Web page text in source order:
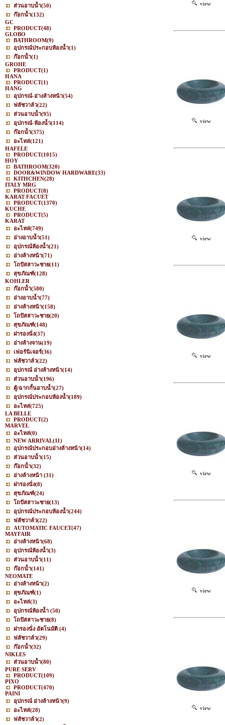
ส่วนอาบน้ำ(50)
ก๊อกน้ำ(132)
GC
PRODUCT(48)
GLOBO
BATHROOM(9)
อุปกรณ์ประกอบห้องน้ำ(1)
ก๊อกน้ำ(1)
GROHE
PRODUCT(1)
HANA
PRODUCT(1)
HANG
อุปกรณ์-อ่างล้างหน้า(54)
ฟลัชวาล์ว(22)
ส่วนอาบน้ำ(95)
อุปกรณ์-ห้องน้ำ(114)
ก๊อกน้ำ(375)
อะไหล่(121)
HAFELE
PRODUCT(1015)
HOY
BATHROOM(320)
DOOR&WINDOW HARDWARE(33)
KITHCHEN(28)
ITALY MRG
PRODUCT(8)
KARAT FACUET
PRODUCT(1370)
KUCHE
PRODUCT(5)
KARAT
อะไหล่(749)
อ่างอาบน้ำ(51)
อุปกรณ์ห้องน้ำ(21)
อ่างล้างหน้า(71)
โถปัสสาวะชาย(11)
สุขภัณฑ์(128)
KOHLER
ก๊อกน้ำ(580)
อ่างอาบน้ำ(77)
อ่างล้างหน้า(158)
โถปัสสาวะชาย(20)
สุขภัณฑ์(148)
ฝารองนั่ง(37)
อ่างล้างจาน(19)
เฟอร์นิเจอร์(36)
ฟลัชวาล์ว(22)
อุปกรณ์ อ่างล้างหน้า(14)
ส่วนอาบน้ำ(196)
ตู้/ฉากกั้นอาบน้ำ(27)
อุปกรณ์ประกอบห้องน้ำ(189)
อะไหล่(725)
LA BELLE
PRODUCT(2)
MARVEL
อะไหล่(0)
NEW ARRIVAL(11)
อุปกรณ์ประกอบอ่างล้างหน้า(14)
ส่วนอาบน้ำ(15)
ก๊อกน้ำ(32)
อ่างล้างหน้า (31)
ฝารองนั่ง(8)
สุขภัณฑ์(24)
โถปัสสาวะชาย(13)
อุปกรณ์ประกอบห้องน้ำ(244)
ฟลัชวาล์ว(22)
AUTOMATIC FAUCET(47)
MAYFAIR
อ่างล้างหน้า(68)
อุปกรณ์ห้องน้ำ(3)
ส่วนอาบน้ำ(11)
ก๊อกน้ำ(141)
NEOMATE
อ่างล้างหน้า(2)
สุขภัณฑ์(1)
อะไหล่(3)
อุปกรณ์ห้องน้ำ (50)
โถปัสสาวะชาย(8)
ฝารองนั่ง อัตโนมัติ (4)
ฟลัชวาล์ว(29)
ก๊อกน้ำ(32)
NIKLES
ส่วนอาบน้ำ(80)
PURE SERV
PRODUCT(109)
PIXO
PRODUCT(470)
PAINI
อุปกรณ์ อ่างล้างหน้า(9)
อะไหล่(28)
ฟลัชวาล์ว(2)
view
view
view
view
view
view
view